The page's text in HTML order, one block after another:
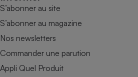
S’abonner au site
S’abonner au magazine
Nos newsletters
Commander une parution
Appli Quel Produit